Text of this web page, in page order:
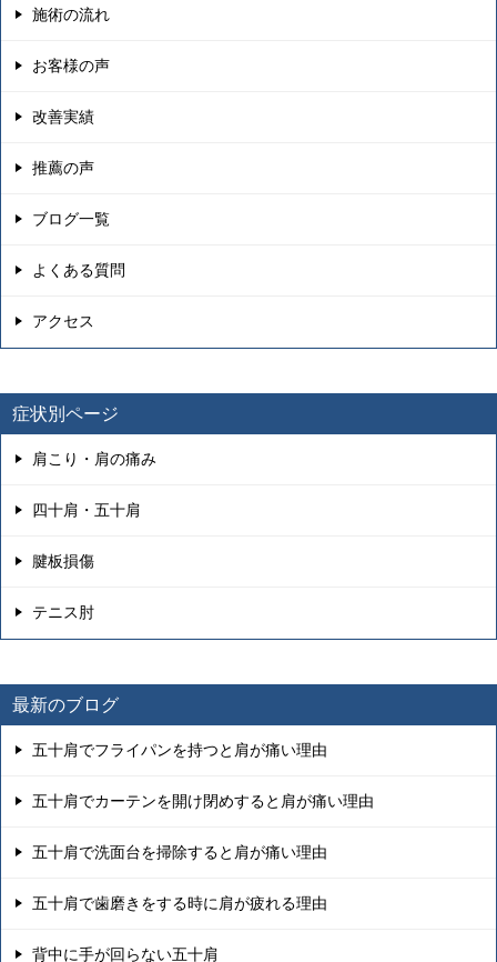
施術の流れ
お客様の声
改善実績
推薦の声
ブログ一覧
よくある質問
アクセス
症状別ページ
肩こり・肩の痛み
四十肩・五十肩
腱板損傷
テニス肘
最新のブログ
五十肩でフライパンを持つと肩が痛い理由
五十肩でカーテンを開け閉めすると肩が痛い理由
五十肩で洗面台を掃除すると肩が痛い理由
五十肩で歯磨きをする時に肩が疲れる理由
背中に手が回らない五十肩